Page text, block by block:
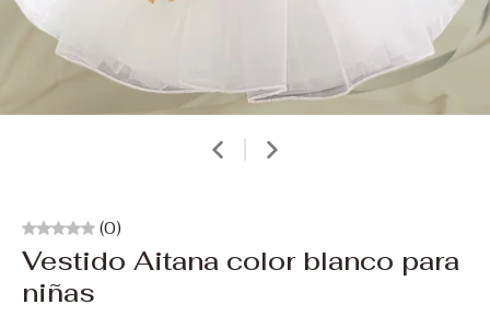
(0)
Vestido Aitana color blanco para
niñas